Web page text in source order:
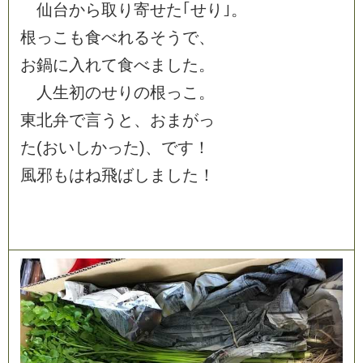
仙台から取 り 寄せた ｢ せ り ｣ 。
根 っ こ も食べれるそ う で、
お鍋に 入 れて食べま した。
人生初のせ り の根 っ こ 。
東北弁で言う と 、 お ま がっ
た(おい しかった)、 です ！
風邪もはね飛ばし ま した ！